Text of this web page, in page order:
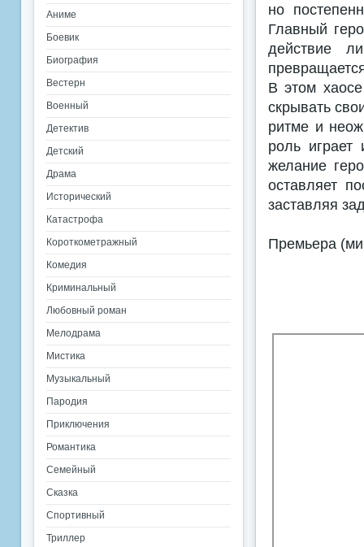
но
Главный
действие
В этом
скрывать
ритме и
роль играет
желание
оставляет
заставляя
Премьера
Аниме
Боевик
Биография
Вестерн
Военный
Детектив
Детский
Драма
Исторический
Катастрофа
Короткометражный
Комедия
Криминальный
Любовный роман
Мелодрама
Мистика
Музыкальный
Пародия
Приключения
Романтика
Семейный
Сказка
Спортивный
Триллер